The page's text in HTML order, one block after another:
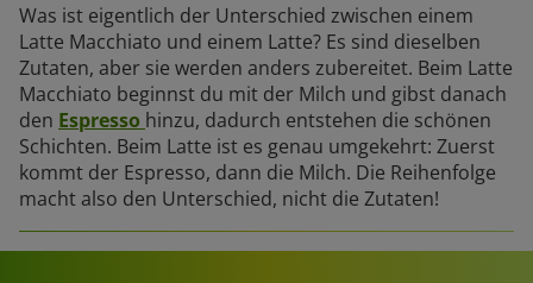
Was ist eigentlich der Unterschied zwischen einem
Latte Macchiato und einem Latte? Es sind dieselben
Zutaten, aber sie werden anders zubereitet. Beim Latte
Macchiato beginnst du mit der Milch und gibst danach
den Espresso hinzu, dadurch entstehen die schönen
Schichten. Beim Latte ist es genau umgekehrt: Zuerst
kommt der Espresso, dann die Milch. Die Reihenfolge
macht also den Unterschied, nicht die Zutaten!